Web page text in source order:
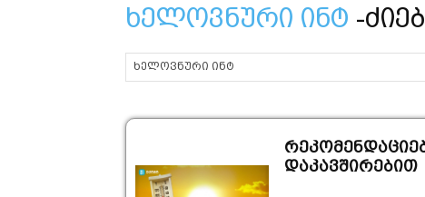
ხელოვნური ინტ -
დაკავშირებით